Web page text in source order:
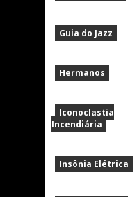
Guia do Jazz
Hermanos
Iconoclastia
Incendiária
Insônia Elétrica